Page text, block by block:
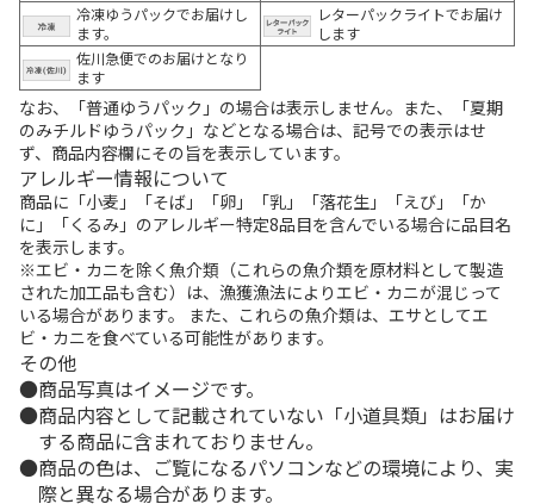
冷凍ゆうパックでお届けし
ます。
レターパックライトでお届け
します
佐川急便でのお届けとなり
ます
なお、「普通ゆうパック」の場合は表示しません。また、「夏期
のみチルドゆうパック」などとなる場合は、記号での表示はせ
ず、商品内容欄にその旨を表示しています。
アレルギー情報について
商品に「小麦」「そば」「卵」「乳」「落花生」「えび」「か
に」「くるみ」のアレルギー特定8品目を含んでいる場合に品目名
を表示します。
※エビ・カニを除く魚介類（これらの魚介類を原材料として製造
された加工品も含む）は、漁獲漁法によりエビ・カニが混じって
いる場合があります。 また、これらの魚介類は、エサとしてエ
ビ・カニを食べている可能性があります。
その他
商品写真はイメージです。
商品内容として記載されていない「小道具類」はお届け
する商品に含まれておりません。
商品の色は、ご覧になるパソコンなどの環境により、実
際と異なる場合があります。